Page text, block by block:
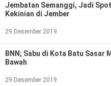
Kesehatan Kuliner
Otomotif
Iptek
Pendidikan
Jembatan Semanggi, Jadi
Kekinian di Jember
29 Desember 2019
BNN; Sabu di Kota Batu Sasar
Bawah
29 Desember 2019